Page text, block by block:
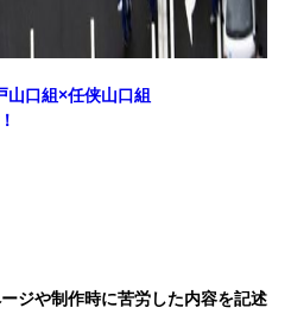
山口組×任侠山口組
ジや制作時に苦労した内容を記述